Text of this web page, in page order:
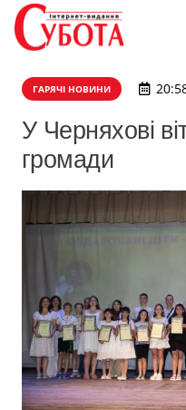
ГАРЯЧІ НОВИНИ
У Черняхові
громади